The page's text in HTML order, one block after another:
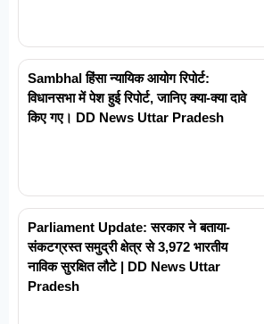
Sambhal हिंसा न्यायिक आयोग रिपोर्ट:
विधानसभा में पेश हुई रिपोर्ट, जानिए क्या-क्या दावे
किए गए। DD News Uttar Pradesh
Parliament Update: सरकार ने बताया-
संकटग्रस्त समुद्री क्षेत्र से 3,972 भारतीय
नाविक सुरक्षित लौटे | DD News Uttar
Pradesh